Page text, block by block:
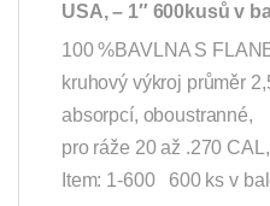
USA, – 1″ 600kusů v
100 %BAVLNA S
kruhový výkroj průměr
absorpcí, oboustranné,
pro ráže 20 až .270 CAL,
Item: 1-600 600 ks v